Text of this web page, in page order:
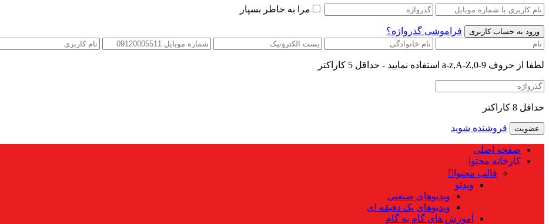
مرا به خاطر بسپار
فراموشی گذرواژه؟
لطفا از حروف a-z,A-Z,0-9 استفاده نمایید - حداقل 5 کاراکتر
حداقل 8 کاراکتر
فروشنده شوید
صفحه اصلی
کارخانه محتوا
قالب محتوا
ویدئو
ویدیوهای صنعتی
ویدیوهای یک دقیقه ای
آموزش های گام به گام